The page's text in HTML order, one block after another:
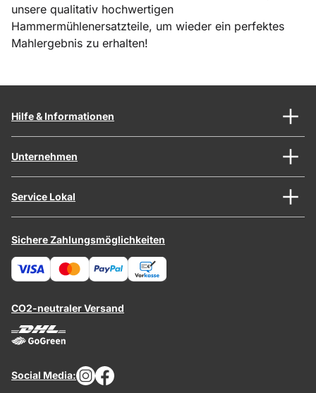
unsere qualitativ hochwertigen
Hammermühlenersatzteile, um wieder ein perfektes
Mahlergebnis zu erhalten!
Hilfe & Informationen
Unternehmen
Service Lokal
Sichere Zahlungsmöglichkeiten
CO2-neutraler Versand
Social Media: